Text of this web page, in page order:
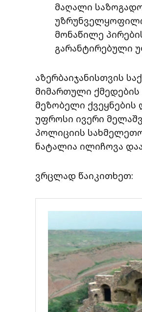
მაღალი
უზრუნველყოფილი
მონაწილე
გარანტირებული
აზერბაიჯანისთვის
მიმართული ქმედების
მეზობელი ქვეყნების
უფროსი ივერი
პოლიციის
ნატალია ილიჩოვა
ვრცლად წაიკითხეთ: